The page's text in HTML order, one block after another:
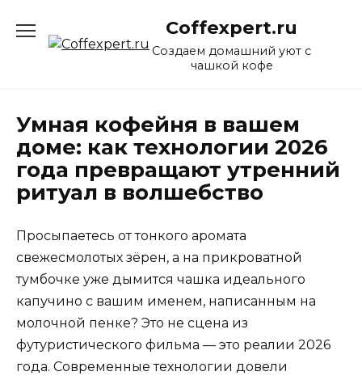
содержанию
Coffexpert.ru
Создаем домашний уют с
чашкой кофе
Умная кофейня в вашем
доме: как технологии 2026
года превращают утренний
ритуал в волшебство
Просыпаетесь от тонкого аромата
свежесмолотых зёрен, а на прикроватной
тумбочке уже дымится чашка идеального
капучино с вашим именем, написанным на
молочной пенке? Это не сцена из
футуристического фильма — это реалии 2026
года. Современные технологии довели